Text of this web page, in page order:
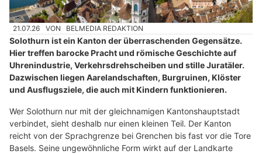
21.07.26 VON BELMEDIA REDAKTION
Solothurn ist ein Kanton der überraschenden Gegensätze.
Hier treffen barocke Pracht und römische Geschichte auf
Uhrenindustrie, Verkehrsdrehscheiben und stille Juratäler.
Dazwischen liegen Aarelandschaften, Burgruinen, Klöster
und Ausflugsziele, die auch mit Kindern funktionieren.
Wer Solothurn nur mit der gleichnamigen Kantonshauptstadt
verbindet, sieht deshalb nur einen kleinen Teil. Der Kanton
reicht von der Sprachgrenze bei Grenchen bis fast vor die Tore
Basels. Seine ungewöhnliche Form wirkt auf der Landkarte